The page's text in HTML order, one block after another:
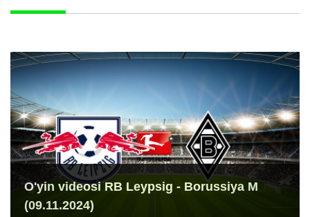
O'yin videosi RB Leypsig - Borussiya M
(09.11.2024)